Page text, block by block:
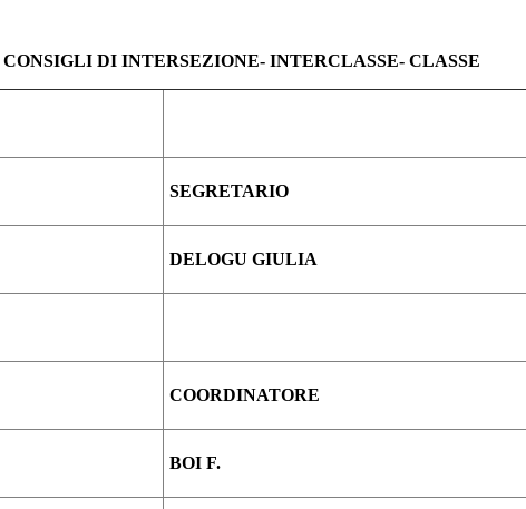
DI INTERSEZIONE- INTERCLASSE- CLASSE
SEGRETARIO
DELOGU GIULIA
COORDINATORE
BOI F.